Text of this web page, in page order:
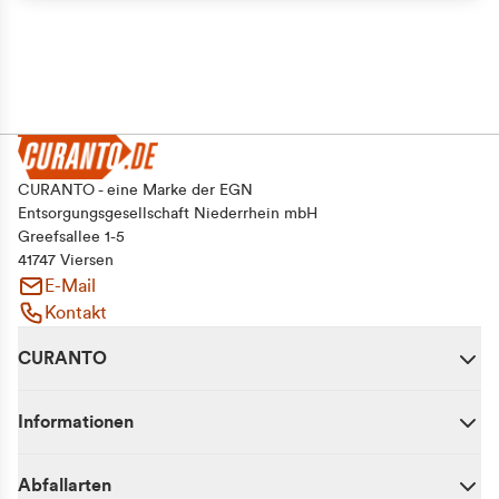
CURANTO - eine Marke der EGN
Entsorgungsgesellschaft Niederrhein mbH
Greefsallee 1-5
41747 Viersen
E-Mail
Kontakt
CURANTO
Informationen
Abfallarten